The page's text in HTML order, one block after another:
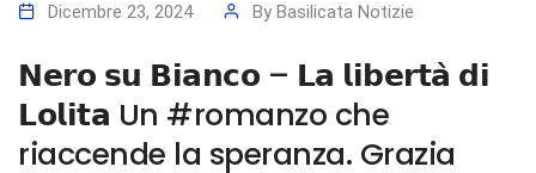
Dicembre 23, 2024 By Basilicata Notizie
𝗡𝗲𝗿𝗼 𝘀𝘂 𝗕𝗶𝗮𝗻𝗰𝗼 – 𝗟𝗮 𝗹𝗶𝗯𝗲𝗿𝘁𝗮̀ 𝗱𝗶
𝗟𝗼𝗹𝗶𝘁𝗮 Un #romanzo che
riaccende la speranza. Grazia